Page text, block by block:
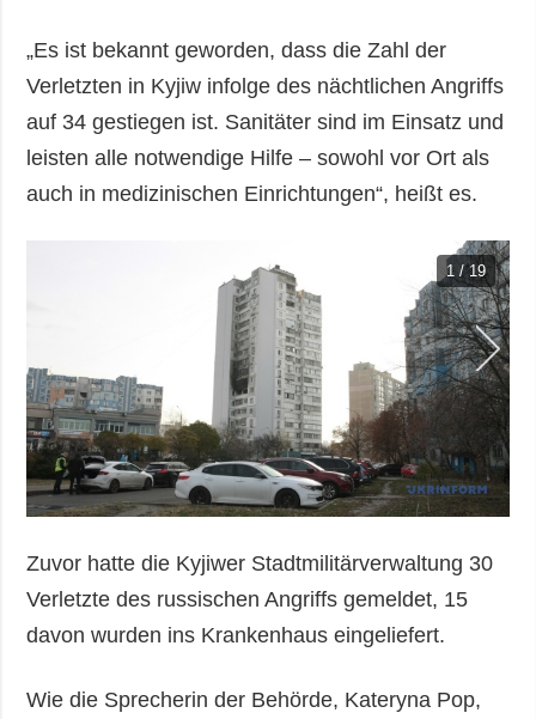
„Es ist bekannt geworden, dass die Zahl der
Verletzten in Kyjiw infolge des nächtlichen Angriffs
auf 34 gestiegen ist. Sanitäter sind im Einsatz und
leisten alle notwendige Hilfe – sowohl vor Ort als
auch in medizinischen Einrichtungen“, heißt es.
1 / 19
Zuvor hatte die Kyjiwer Stadtmilitärverwaltung 30
Verletzte des russischen Angriffs gemeldet, 15
davon wurden ins Krankenhaus eingeliefert.
Wie die Sprecherin der Behörde, Kateryna Pop,